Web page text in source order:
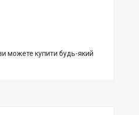
можете купити будь-який